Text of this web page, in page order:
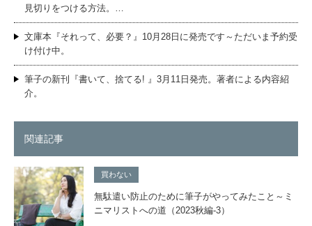
見切りをつける方法。…
文庫本『それって、必要？』10月28日に発売です～ただいま予約受
け付け中。
筆子の新刊『書いて、捨てる! 』3月11日発売。著者による内容紹
介。
関連記事
買わない
無駄遣い防止のために筆子がやってみたこと～ミ
ニマリストへの道（2023秋編-3）